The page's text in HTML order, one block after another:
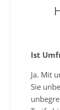
Ist
Ja. Mit
Sie